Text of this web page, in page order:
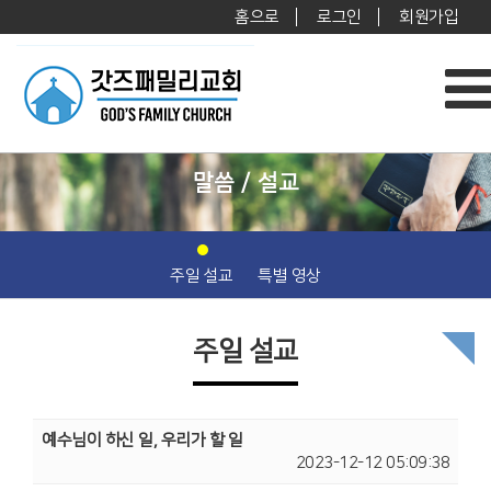
홈으로 로그인 회원가입
말씀 / 설교
주일 설교 특별 영상
주일 설교
예수님이 하신 일, 우리가 할 일
2023-12-12 05:09:38